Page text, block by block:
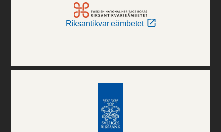
Riksantikvarieämbetet